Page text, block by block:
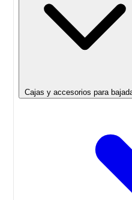
Cajas y accesorios para